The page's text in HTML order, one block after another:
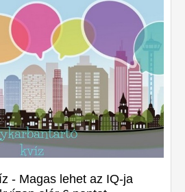
- Magas lehet az IQ-ja